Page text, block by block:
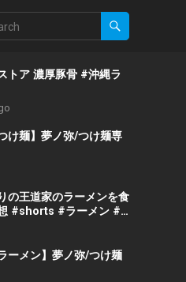
トア 濃厚豚骨 #沖縄ラ
け麺】夢ノ弥/つけ麺専
の王道家のラーメンを食
#shorts #ラーメン #
ーメン】夢ノ弥/つけ麺